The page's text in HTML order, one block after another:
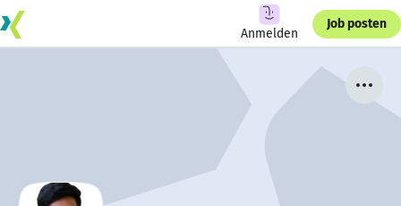
Anmelden
Job posten